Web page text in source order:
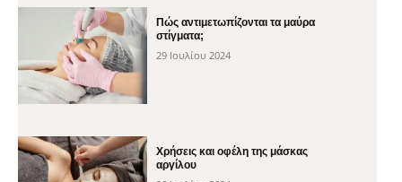
Πώς αντιμετωπίζονται τα μαύρα
στίγματα;
29 Ιουλίου 2024
Χρήσεις και οφέλη της μάσκας
αργίλου